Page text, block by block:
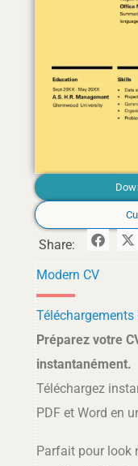
Share:
Modern CV
Préparez votre
instantanément.
Téléchargez
PDF et Word en
Parfait pour look